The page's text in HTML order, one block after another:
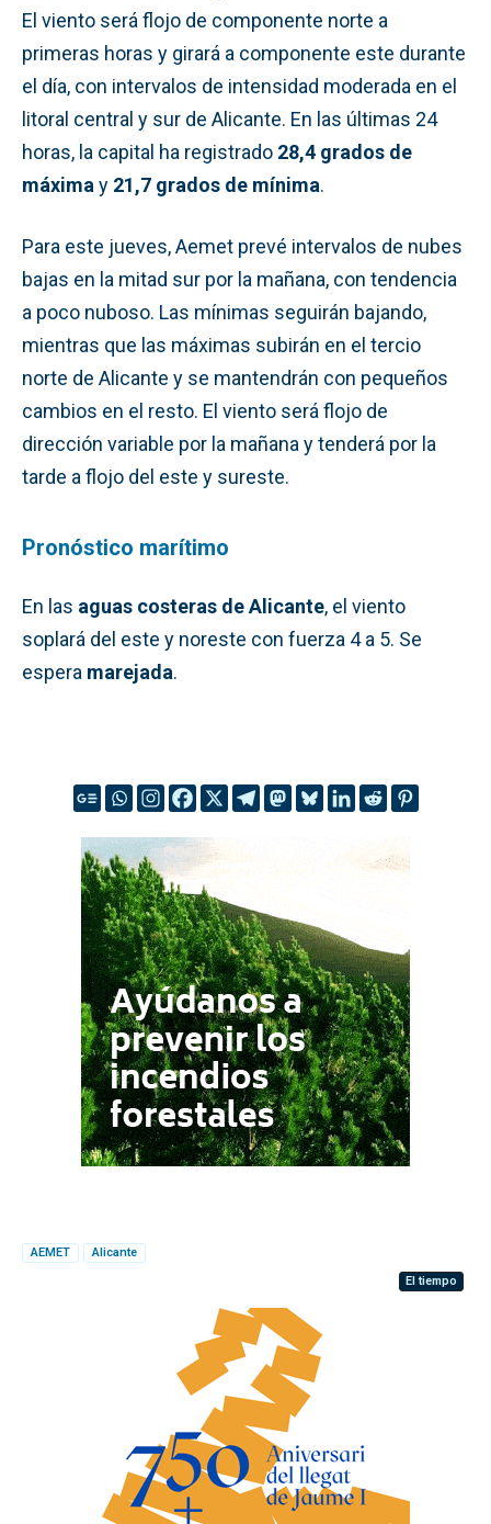
El viento será flojo de componente norte a
primeras horas y girará a componente este durante
el día, con intervalos de intensidad moderada en el
litoral central y sur de Alicante. En las últimas 24
horas, la capital ha registrado 28,4 grados de
máxima y 21,7 grados de mínima.
Para este jueves, Aemet prevé intervalos de nubes
bajas en la mitad sur por la mañana, con tendencia
a poco nuboso. Las mínimas seguirán bajando,
mientras que las máximas subirán en el tercio
norte de Alicante y se mantendrán con pequeños
cambios en el resto. El viento será flojo de
dirección variable por la mañana y tenderá por la
tarde a flojo del este y sureste.
Pronóstico marítimo
En las aguas costeras de Alicante, el viento
soplará del este y noreste con fuerza 4 a 5. Se
espera marejada.
AEMET
Alicante
El tiempo